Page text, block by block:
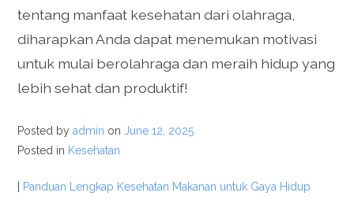
tentang manfaat kesehatan dari olahraga,
diharapkan Anda dapat menemukan motivasi
untuk mulai berolahraga dan meraih hidup yang
lebih sehat dan produktif!
Posted byadmin on June 12, 2025
Posted in Kesehatan
Panduan Lengkap Kesehatan Makanan untuk Gaya Hidup